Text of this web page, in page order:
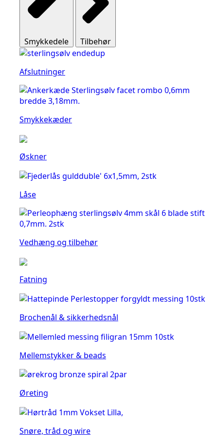
Smykkedele Tilbehør
Afslutninger
Smykkekæder
Øskner
Låse
Vedhæng og tilbehør
Fatning
Brochenål & sikkerhedsnål
Mellemstykker & beads
Øreting
Snøre, tråd og wire